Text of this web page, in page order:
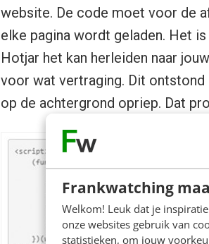
Frankwatching
Welkom! Leuk dat je
onze websites gebruik van
statistieken, om jouw
website. De code moet voor de
elke pagina wordt geladen. Het
Hotjar het kan herleiden naar
voor wat vertraging. Dit ontstond
op de achtergrond opriep. Dat